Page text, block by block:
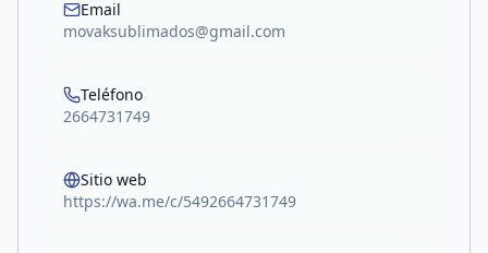
Email
movaksublimados@gmail.com
Teléfono
2664731749
Sitio web
https://wa.me/c/5492664731749